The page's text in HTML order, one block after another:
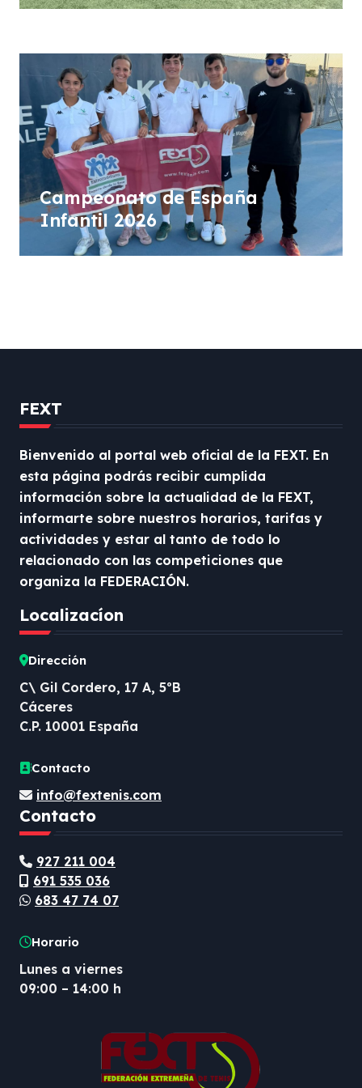
Campeonato de España
Infantil 2026
FEXT
Bienvenido al portal web oficial de la FEXT. En
esta página podrás recibir cumplida
información sobre la actualidad de la FEXT,
informarte sobre nuestros horarios, tarifas y
actividades y estar al tanto de todo lo
relacionado con las competiciones que
organiza la FEDERACIÓN.
Localizacíon
Dirección
C\ Gil Cordero, 17 A, 5ºB
Cáceres
C.P. 10001 España
Contacto
info@fextenis.com
Contacto
927 211 004
691 535 036
683 47 74 07
Horario
Lunes a viernes
09:00 – 14:00 h